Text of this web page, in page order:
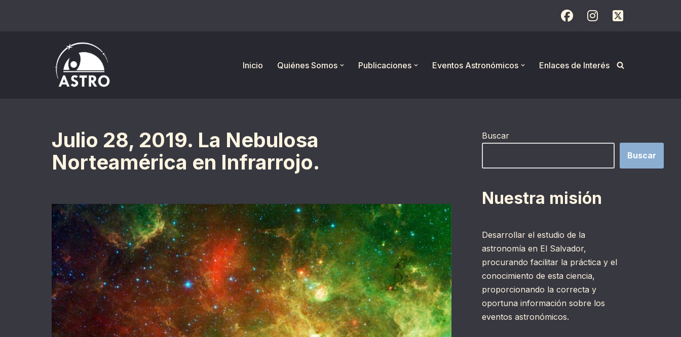
Inicio
Quiénes Somos Publicaciones Eventos Astronómicos Enlaces de Interés
Julio 28, 2019. La Nebulosa
Norteamérica en Infrarrojo.
Buscar
Buscar
Nuestra misión
Desarrollar el estudio de la
astronomía en El Salvador,
procurando facilitar la práctica y el
conocimiento de esta ciencia,
proporcionando la correcta y
oportuna información sobre los
eventos astronómicos.